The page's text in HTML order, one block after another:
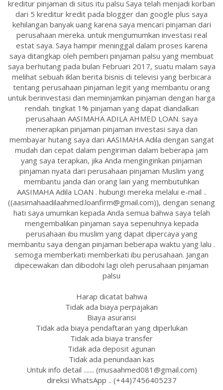
kreditur pinjaman di situs itu palsu Saya telah menjadi korban
dari 5 kreditur kredit pada blogger dan google plus saya
kehilangan banyak uang karena saya mencari pinjaman dari
perusahaan mereka. untuk mengumumkan investasi real
estat saya. Saya hampir meninggal dalam proses karena
saya ditangkap oleh pemberi pinjaman palsu yang membuat
saya berhutang pada bulan Februari 2017, suatu malam saya
melihat sebuah iklan berita bisnis di televisi yang berbicara
tentang perusahaan pinjaman legit yang membantu orang
untuk berinvestasi dan meminjamkan pinjaman dengan harga
rendah. tingkat 1% pinjaman yang dapat diandalkan
perusahaan AASIMAHA ADILA AHMED LOAN. saya
menerapkan pinjaman pinjaman investasi saya dan
membayar hutang saya dari AASIMAHA Adila dengan sangat
mudah dan cepat dalam pengiriman dalam beberapa jam
yang saya terapkan, jika Anda menginginkan pinjaman
pinjaman nyata dari perusahaan pinjaman Muslim yang
membantu janda dan orang lain yang membutuhkan
AASIMAHA Adila LOAN . hubungi mereka melalui e-mail ..
((aasimahaadilaahmed.loanfirm@gmail.com)), dengan senang
hati saya umumkan kepada Anda semua bahwa saya telah
mengembalikan pinjaman saya sepenuhnya kepada
perusahaan ibu muslim yang dapat dipercaya yang
membantu saya dengan pinjaman beberapa waktu yang lalu .
semoga memberkati memberkati ibu perusahaan. Jangan
dipecewakan dan dibodohi lagi oleh perusahaan pinjaman
palsu
Harap dicatat bahwa
Tidak ada biaya perpajakan
Biaya asuransi
Tidak ada biaya pendaftaran yang diperlukan
Tidak ada biaya transfer
Tidak ada deposit agunan
Tidak ada penundaan kas
Untuk info detail ....... (musaahmed081@gmail.com)
direksi WhatsApp .. (+44)7456405237